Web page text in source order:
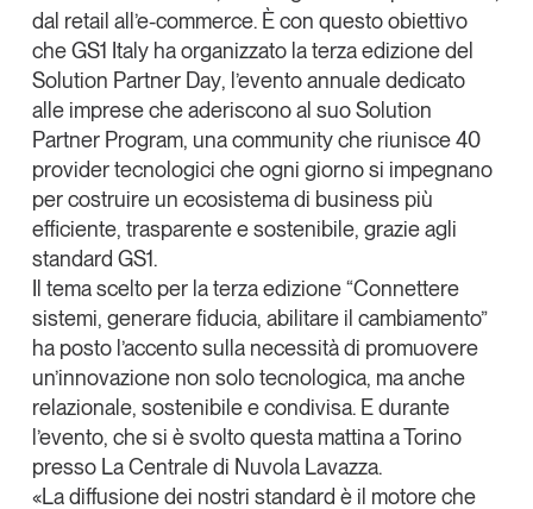
Un anno di
Tendenze2026
Leggi il magazine
Tendenze è il magazine di GS1 Italy che racconta in
modo indipendente il cambiamento e le sfide del largo
consumo e dell’economia a professionisti e
consumatori
GS1 Italy GS1 Italy GS1 Italy
Tendenze
dal retail all’e-commerce. È con questo obiettivo
cheGS1 Italyha organizzato la terza edizione del
Solution Partner Day, l’evento annuale dedicato
alle imprese che aderiscono al suoSolution
Partner Program, unacommunity che riunisce40
provider tecnologici che ogni giorno si impegnano
per costruire un ecosistema di business più
efficiente, trasparente e sostenibile, grazie agli
standard GS1.
Il tema scelto per la terza edizione“Connettere
sistemi, generare fiducia, abilitare il cambiamento”
ha posto l’accento sulla necessità di promuovere
un’innovazione non solo tecnologica, ma anche
relazionale, sostenibile e condivisa. E durante
l’evento, che si è svolto questa mattina a Torino
presso La Centrale di Nuvola Lavazza.
«La diffusione dei nostri standard è il motore che